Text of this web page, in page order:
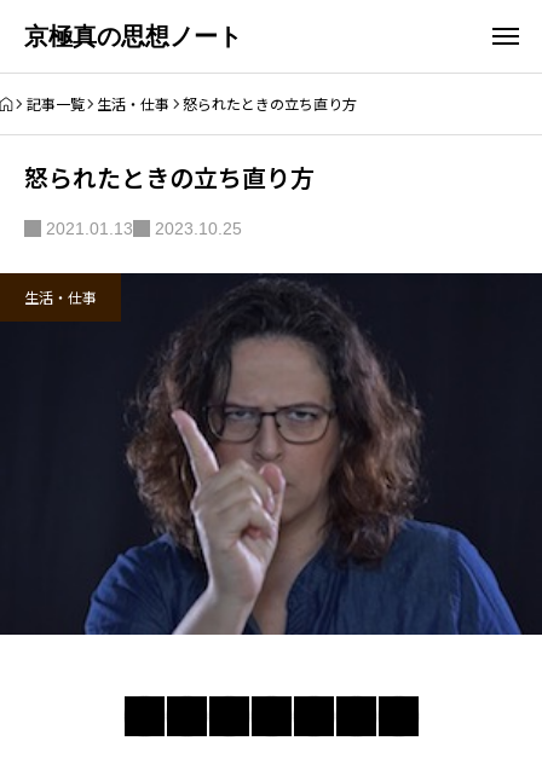
京極真の思想ノート
記事一覧 生活・仕事 怒られたときの立ち直り方
怒られたときの立ち直り方
2021.01.13 2023.10.25
生活・仕事